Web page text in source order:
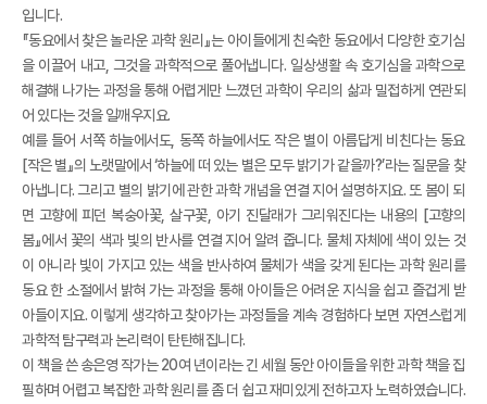
입니다.
『동요에서 찾은 놀라운 과학 원리』는 아이들에게 친숙한 동요에서 다양한 호기심
을 이끌어 내고, 그것을 과학적으로 풀어냅니다. 일상생활 속 호기심을 과학으로
해결해 나가는 과정을 통해 어렵게만 느꼈던 과학이 우리의 삶과 밀접하게 연관되
어 있다는 것을 일깨우지요.
예를 들어 서쪽 하늘에서도, 동쪽 하늘에서도 작은 별이 아름답게 비친다는 동요
[작은 별』의 노랫말에서 ‘하늘에 떠 있는 별은 모두 밝기가 같을까?’라는 질문을 찾
아냅니다. 그리고 별의 밝기에 관한 과학 개념을 연결 지어 설명하지요. 또 봄이 되
면 고향에 피던 복숭아꽃, 살구꽃, 아기 진달래가 그리워진다는 내용의 [고향의
봄』에서 꽃의 색과 빛의 반사를 연결 지어 알려 줍니다. 물체 자체에 색이 있는 것
이 아니라 빛이 가지고 있는 색을 반사하여 물체가 색을 갖게 된다는 과학 원리를
동요 한 소절에서 밝혀 가는 과정을 통해 아이들은 어려운 지식을 쉽고 즐겁게 받
아들이지요. 이렇게 생각하고 찾아가는 과정들을 계속 경험하다 보면 자연스럽게
과학적 탐구력과 논리력이 탄탄해집니다.
이 책을 쓴 송은영 작가는 20여 년이라는 긴 세월 동안 아이들을 위한 과학 책을 집
필하며 어렵고 복잡한 과학 원리를 좀 더 쉽고 재미있게 전하고자 노력하였습니다.